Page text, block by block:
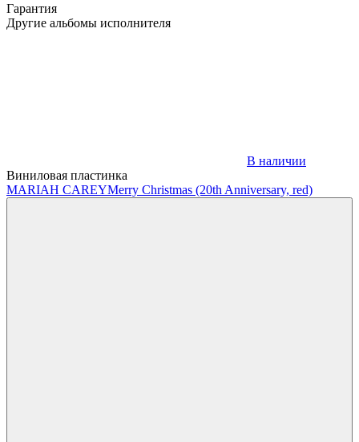
Гарантия
Другие альбомы исполнителя
В наличии
Виниловая пластинка
MARIAH CAREYMerry Christmas (20th Anniversary, red)